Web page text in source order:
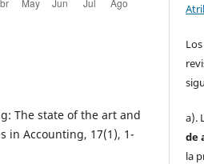
The state of the art and
in Accounting, 17(1), 1-
a).
de
la